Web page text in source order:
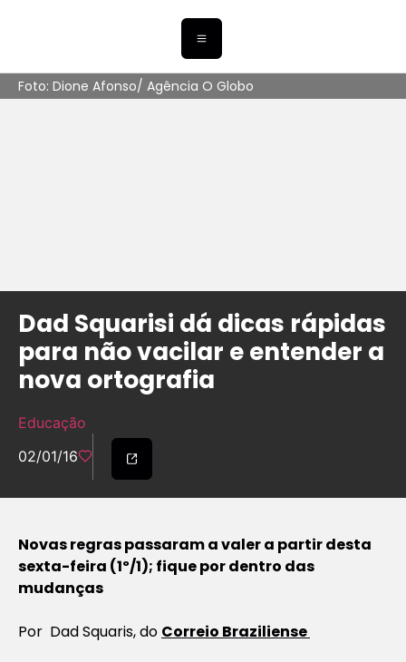
Foto: Dione Afonso/ Agência O Globo
Dad Squarisi dá dicas rápidas
para não vacilar e entender a
nova ortografia
Educação
02/01/16
Novas regras passaram a valer a partir desta
sexta-feira (1º/1); fique por dentro das
mudanças
Por Dad Squaris, do Correio Braziliense